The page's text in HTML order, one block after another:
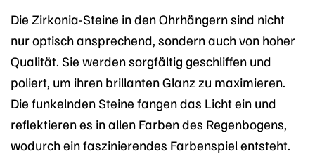
Die Zirkonia-Steine in den Ohrhängern sind nicht
nur optisch ansprechend, sondern auch von hoher
Qualität. Sie werden sorgfältig geschliffen und
poliert, um ihren brillanten Glanz zu maximieren.
Die funkelnden Steine fangen das Licht ein und
reflektieren es in allen Farben des Regenbogens,
wodurch ein faszinierendes Farbenspiel entsteht.